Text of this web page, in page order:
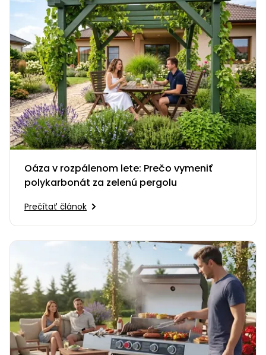
Oáza v rozpálenom lete: Prečo vymeniť
polykarbonát za zelenú pergolu
Prečítať článok